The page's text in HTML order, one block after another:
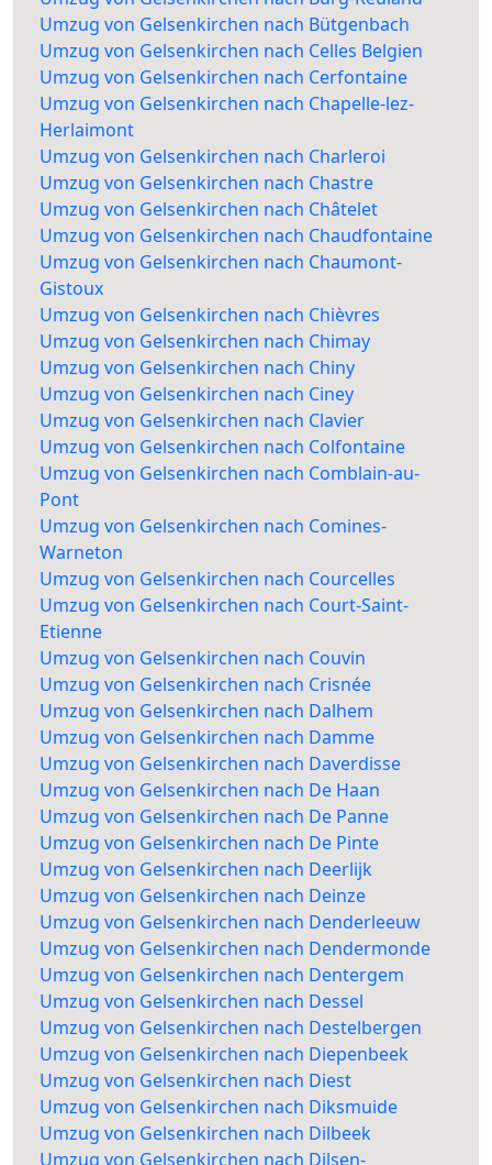
Umzug von Gelsenkirchen nach Bütgenbach
Umzug von Gelsenkirchen nach Celles Belgien
Umzug von Gelsenkirchen nach Cerfontaine
Umzug von Gelsenkirchen nach Chapelle-lez-
Herlaimont
Umzug von Gelsenkirchen nach Charleroi
Umzug von Gelsenkirchen nach Chastre
Umzug von Gelsenkirchen nach Châtelet
Umzug von Gelsenkirchen nach Chaudfontaine
Umzug von Gelsenkirchen nach Chaumont-
Gistoux
Umzug von Gelsenkirchen nach Chièvres
Umzug von Gelsenkirchen nach Chimay
Umzug von Gelsenkirchen nach Chiny
Umzug von Gelsenkirchen nach Ciney
Umzug von Gelsenkirchen nach Clavier
Umzug von Gelsenkirchen nach Colfontaine
Umzug von Gelsenkirchen nach Comblain-au-
Pont
Umzug von Gelsenkirchen nach Comines-
Warneton
Umzug von Gelsenkirchen nach Courcelles
Umzug von Gelsenkirchen nach Court-Saint-
Etienne
Umzug von Gelsenkirchen nach Couvin
Umzug von Gelsenkirchen nach Crisnée
Umzug von Gelsenkirchen nach Dalhem
Umzug von Gelsenkirchen nach Damme
Umzug von Gelsenkirchen nach Daverdisse
Umzug von Gelsenkirchen nach De Haan
Umzug von Gelsenkirchen nach De Panne
Umzug von Gelsenkirchen nach De Pinte
Umzug von Gelsenkirchen nach Deerlijk
Umzug von Gelsenkirchen nach Deinze
Umzug von Gelsenkirchen nach Denderleeuw
Umzug von Gelsenkirchen nach Dendermonde
Umzug von Gelsenkirchen nach Dentergem
Umzug von Gelsenkirchen nach Dessel
Umzug von Gelsenkirchen nach Destelbergen
Umzug von Gelsenkirchen nach Diepenbeek
Umzug von Gelsenkirchen nach Diest
Umzug von Gelsenkirchen nach Diksmuide
Umzug von Gelsenkirchen nach Dilbeek
Umzug von Gelsenkirchen nach Dilsen-